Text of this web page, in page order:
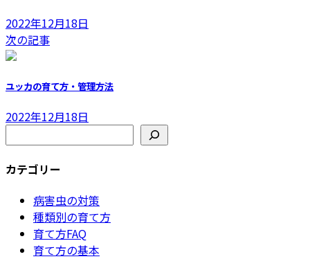
2022年12月18日
次の記事
ユッカの育て方・管理方法
2022年12月18日
カテゴリー
病害虫の対策
種類別の育て方
育て方FAQ
育て方の基本